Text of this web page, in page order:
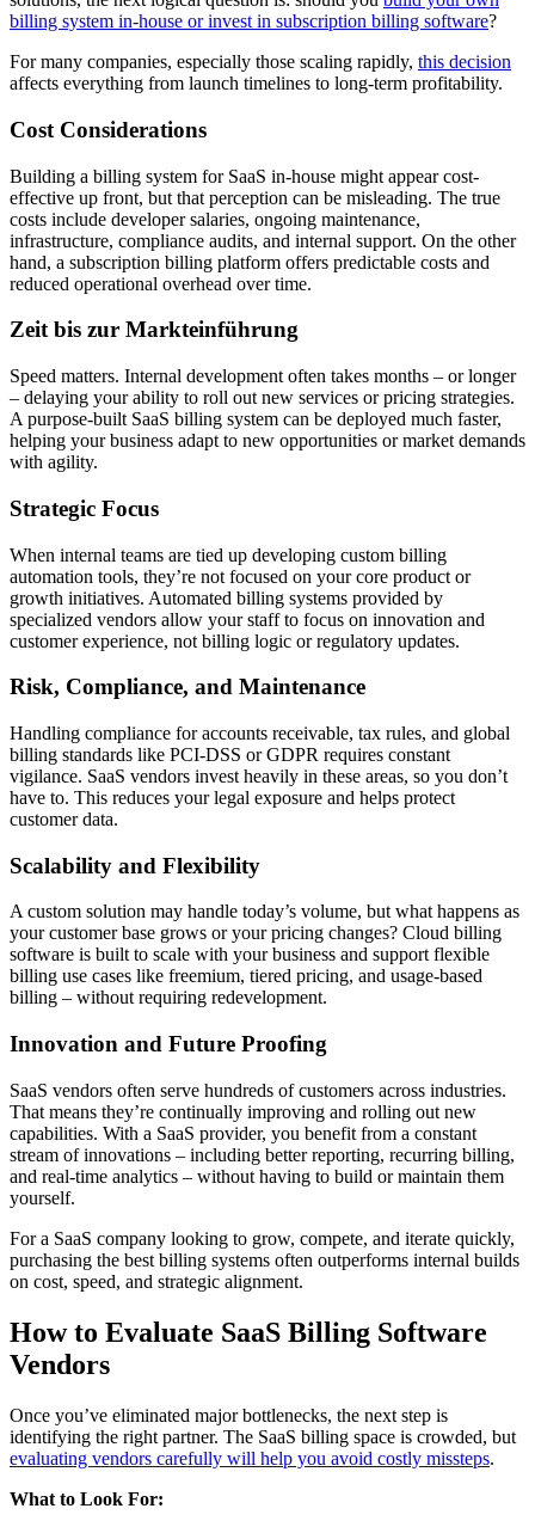
billing system in-house or invest in subscription billing software?
For many companies, especially those scaling rapidly, this decision
affects everything from launch timelines to long-term profitability.
Cost Considerations
Building a billing system for SaaS in-house might appear cost-
effective up front, but that perception can be misleading. The true
costs include developer salaries, ongoing maintenance,
infrastructure, compliance audits, and internal support. On the other
hand, a subscription billing platform offers predictable costs and
reduced operational overhead over time.
Zeit bis zur Markteinführung
Speed matters. Internal development often takes months – or longer
– delaying your ability to roll out new services or pricing strategies.
A purpose-built SaaS billing system can be deployed much faster,
helping your business adapt to new opportunities or market demands
with agility.
Strategic Focus
When internal teams are tied up developing custom billing
automation tools, they’re not focused on your core product or
growth initiatives. Automated billing systems provided by
specialized vendors allow your staff to focus on innovation and
customer experience, not billing logic or regulatory updates.
Risk, Compliance, and Maintenance
Handling compliance for accounts receivable, tax rules, and global
billing standards like PCI-DSS or GDPR requires constant
vigilance. SaaS vendors invest heavily in these areas, so you don’t
have to. This reduces your legal exposure and helps protect
customer data.
Scalability and Flexibility
A custom solution may handle today’s volume, but what happens as
your customer base grows or your pricing changes? Cloud billing
software is built to scale with your business and support flexible
billing use cases like freemium, tiered pricing, and usage-based
billing – without requiring redevelopment.
Innovation and Future Proofing
SaaS vendors often serve hundreds of customers across industries.
That means they’re continually improving and rolling out new
capabilities. With a SaaS provider, you benefit from a constant
stream of innovations – including better reporting, recurring billing,
and real-time analytics – without having to build or maintain them
yourself.
For a SaaS company looking to grow, compete, and iterate quickly,
purchasing the best billing systems often outperforms internal builds
on cost, speed, and strategic alignment.
How to Evaluate SaaS Billing Software
Vendors
Once you’ve eliminated major bottlenecks, the next step is
identifying the right partner. The SaaS billing space is crowded, but
evaluating vendors carefully will help you avoid costly missteps.
What to Look For: